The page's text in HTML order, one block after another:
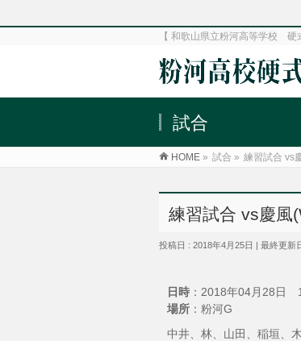
【 和歌山県立粉河高等学校 硬
試合
HOME » 試合 » 練習試合 vs
練習試合 vs慶風
投稿日 : 2018年4月25日 最終更新
日時 ：2018年04月28日
場所 ：粉河G
中井、林、山田、稲垣、